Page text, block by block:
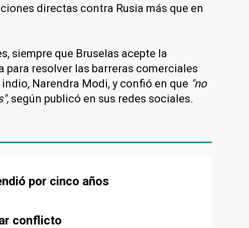
directas contra Rusia más que en
siempre que Bruselas acepte la
resolver las barreras comerciales
Narendra Modi, y confió en que "no
según publicó en sus redes sociales.
por cinco años
conflicto